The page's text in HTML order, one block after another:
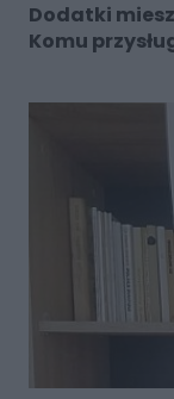
Dodatki
Komu